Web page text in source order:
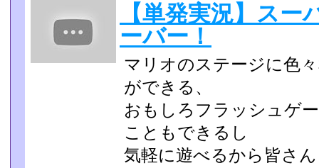
【単発実況】ス
ーバー！
マリオのステージに色
ができる、
おもしろフラッシュゲ
こともできるし
気軽に遊べるから皆さ